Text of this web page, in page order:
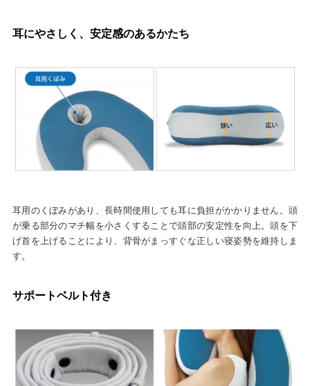
耳にやさしく、安定感のあるかたち
耳用のくぼみがあり、長時間使用しても耳に負担がかかりません。頭
が乗る部分のマチ幅を小さくすることで頭部の安定性を向上。頭を下
げ首を上げることにより、背骨がまっすぐな正しい寝姿勢を維持しま
す。
サポートベルト付き